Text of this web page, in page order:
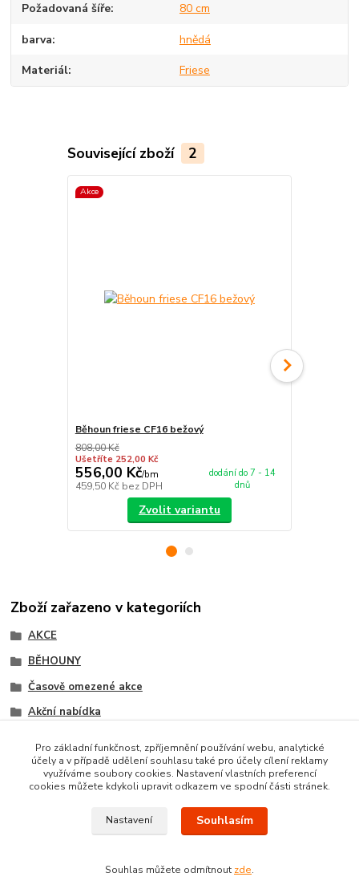
Požadovaná šíře 80 cm
barva hnědá
Materiál Friese
Související zboží 2
Akce
Běhoun friese CF16 bežový
808,00 Kč
Ušetříte 252,00 Kč
556,00 Kč/bm
459,50 Kč bez DPH
dodání do 7 - 14
dnů
Zvolit variantu
Zboží zařazeno v kategoriích
AKCE
BĚHOUNY
Časově omezené akce
Akční nabídka
Akce metrážní koberce
Pro základní funkčnost, zpříjemnění používání webu, analytické
účely a v případě udělení souhlasu také pro účely cílení reklamy
využíváme soubory cookies. Nastavení vlastních preferencí
cookies můžete kdykoli upravit odkazem ve spodní části stránek.
Nastavení Souhlasím
Souhlas můžete odmítnout zde.